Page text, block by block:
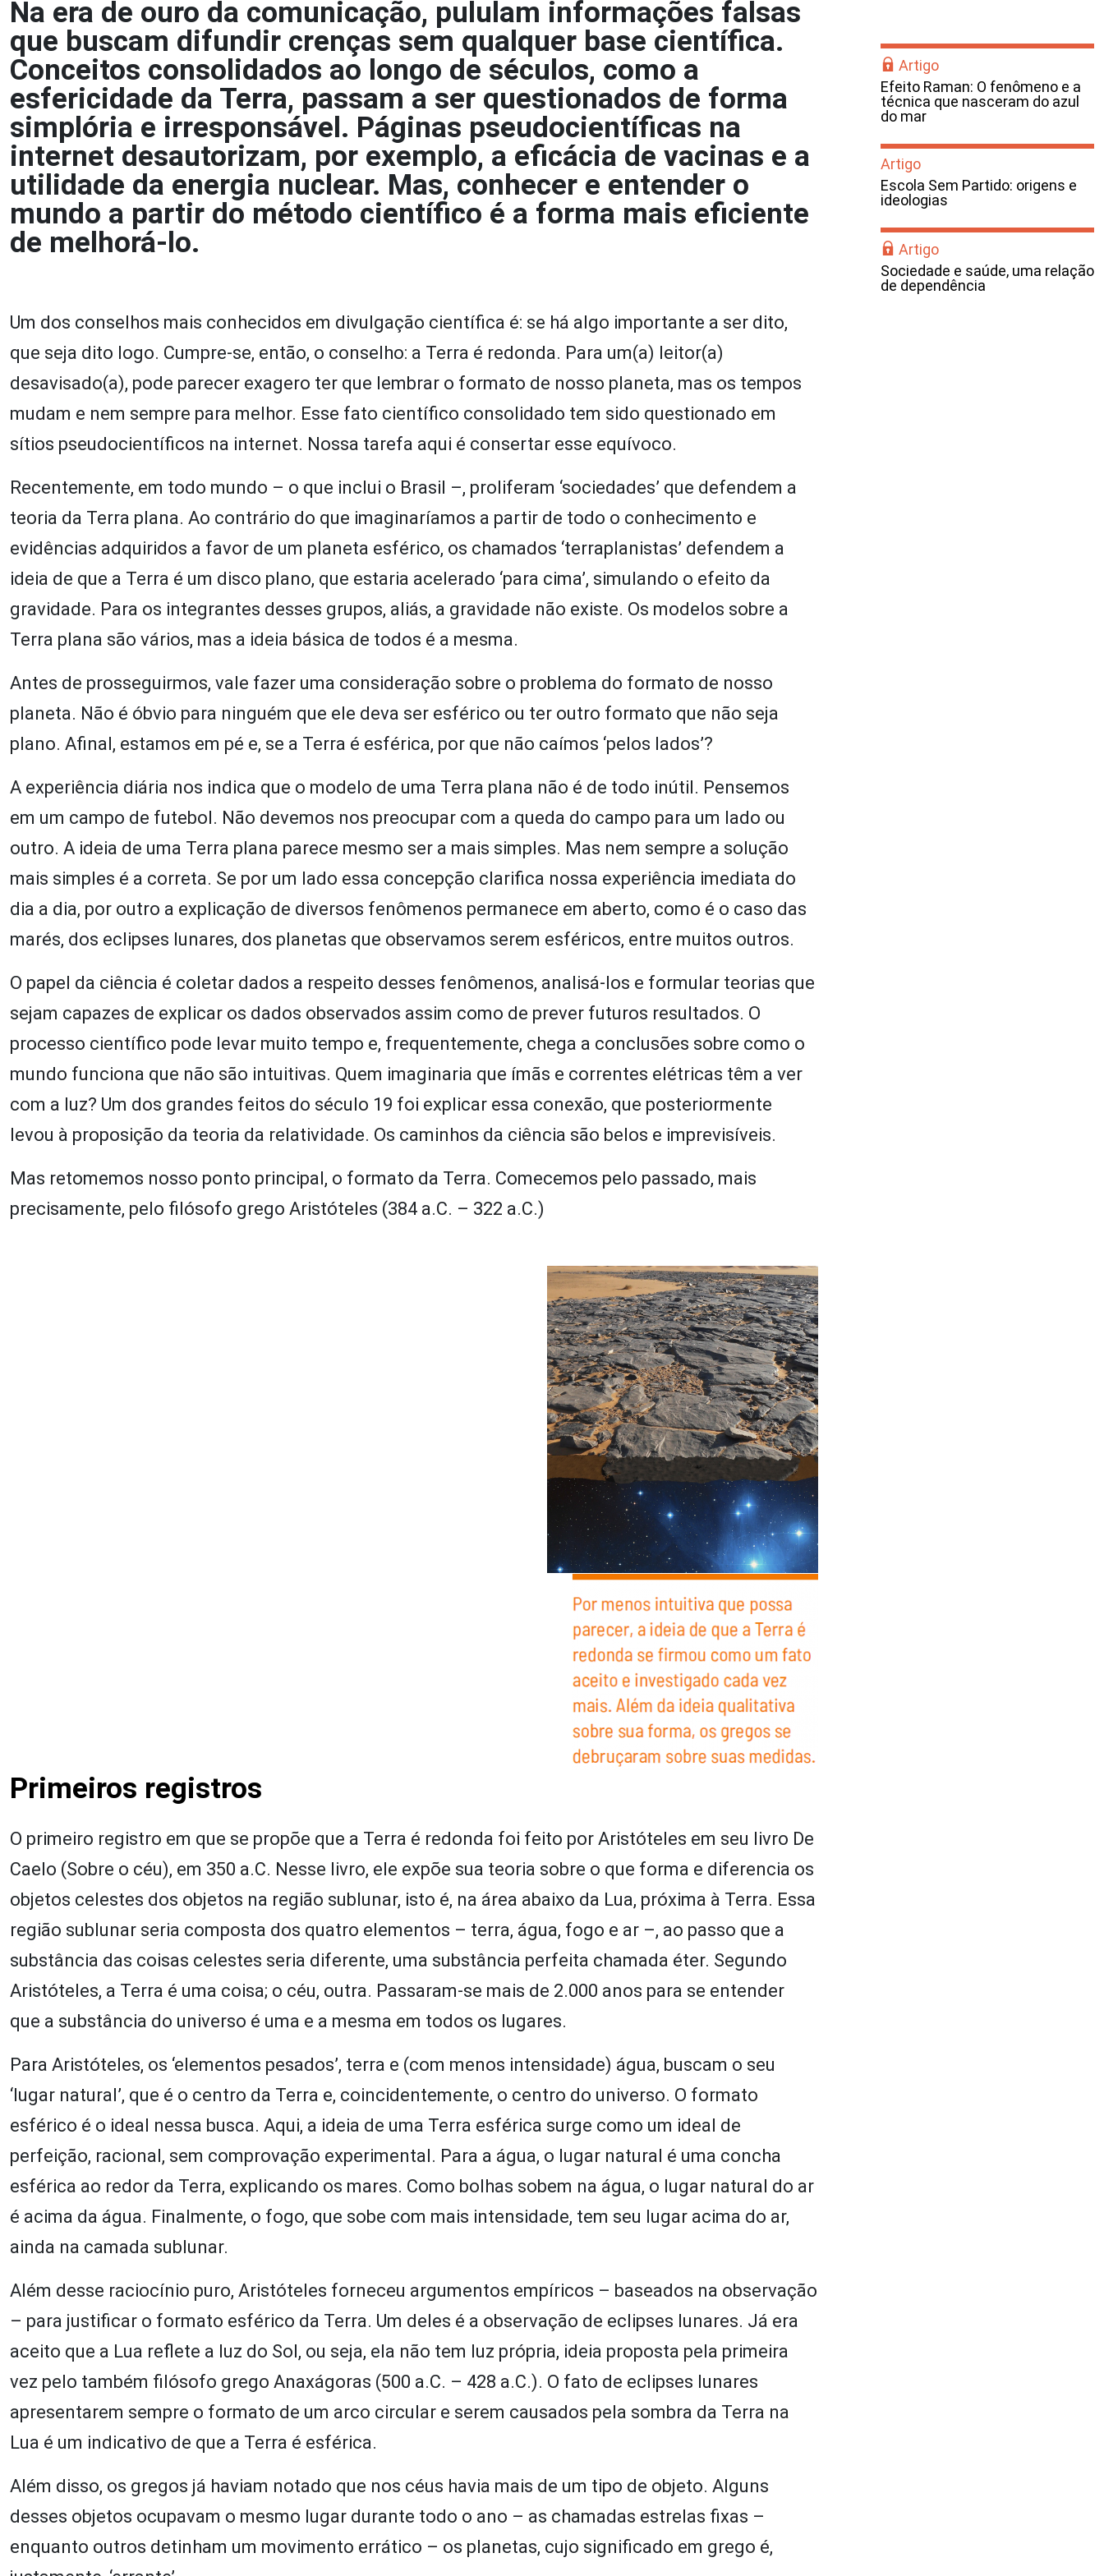
Na era de ouro da comunicação, pululam informações falsas
que buscam difundir crenças sem qualquer base científica.
Conceitos consolidados ao longo de séculos, como a
esfericidade da Terra, passam a ser questionados de forma
simplória e irresponsável. Páginas pseudocientíficas na
internet desautorizam, por exemplo, a eficácia de vacinas e a
utilidade da energia nuclear. Mas, conhecer e entender o
mundo a partir do método científico é a forma mais eficiente
de melhorá-lo.
Um dos conselhos mais conhecidos em divulgação científica é: se há algo importante a ser dito,
que seja dito logo. Cumpre-se, então, o conselho: a Terra é redonda. Para um(a) leitor(a)
desavisado(a), pode parecer exagero ter que lembrar o formato de nosso planeta, mas os tempos
mudam e nem sempre para melhor. Esse fato científico consolidado tem sido questionado em
sítios pseudocientíficos na internet. Nossa tarefa aqui é consertar esse equívoco.
Recentemente, em todo mundo – o que inclui o Brasil –, proliferam ‘sociedades’ que defendem a
teoria da Terra plana. Ao contrário do que imaginaríamos a partir de todo o conhecimento e
evidências adquiridos a favor de um planeta esférico, os chamados ‘terraplanistas’ defendem a
ideia de que a Terra é um disco plano, que estaria acelerado ‘para cima’, simulando o efeito da
gravidade. Para os integrantes desses grupos, aliás, a gravidade não existe. Os modelos sobre a
Terra plana são vários, mas a ideia básica de todos é a mesma.
Antes de prosseguirmos, vale fazer uma consideração sobre o problema do formato de nosso
planeta. Não é óbvio para ninguém que ele deva ser esférico ou ter outro formato que não seja
plano. Afinal, estamos em pé e, se a Terra é esférica, por que não caímos ‘pelos lados’?
A experiência diária nos indica que o modelo de uma Terra plana não é de todo inútil. Pensemos
em um campo de futebol. Não devemos nos preocupar com a queda do campo para um lado ou
outro. A ideia de uma Terra plana parece mesmo ser a mais simples. Mas nem sempre a solução
mais simples é a correta. Se por um lado essa concepção clarifica nossa experiência imediata do
dia a dia, por outro a explicação de diversos fenômenos permanece em aberto, como é o caso das
marés, dos eclipses lunares, dos planetas que observamos serem esféricos, entre muitos outros.
O papel da ciência é coletar dados a respeito desses fenômenos, analisá-los e formular teorias que
sejam capazes de explicar os dados observados assim como de prever futuros resultados. O
processo científico pode levar muito tempo e, frequentemente, chega a conclusões sobre como o
mundo funciona que não são intuitivas. Quem imaginaria que ímãs e correntes elétricas têm a ver
com a luz? Um dos grandes feitos do século 19 foi explicar essa conexão, que posteriormente
levou à proposição da teoria da relatividade. Os caminhos da ciência são belos e imprevisíveis.
Mas retomemos nosso ponto principal, o formato da Terra. Comecemos pelo passado, mais
precisamente, pelo filósofo grego Aristóteles (384 a.C. – 322 a.C.)
Primeiros registros
O primeiro registro em que se propõe que a Terra é redonda foi feito por Aristóteles em seu livro De
Caelo (Sobre o céu), em 350 a.C. Nesse livro, ele expõe sua teoria sobre o que forma e diferencia os
objetos celestes dos objetos na região sublunar, isto é, na área abaixo da Lua, próxima à Terra. Essa
região sublunar seria composta dos quatro elementos – terra, água, fogo e ar –, ao passo que a
substância das coisas celestes seria diferente, uma substância perfeita chamada éter. Segundo
Aristóteles, a Terra é uma coisa; o céu, outra. Passaram-se mais de 2.000 anos para se entender
que a substância do universo é uma e a mesma em todos os lugares.
Para Aristóteles, os ‘elementos pesados’, terra e (com menos intensidade) água, buscam o seu
‘lugar natural’, que é o centro da Terra e, coincidentemente, o centro do universo. O formato
esférico é o ideal nessa busca. Aqui, a ideia de uma Terra esférica surge como um ideal de
perfeição, racional, sem comprovação experimental. Para a água, o lugar natural é uma concha
esférica ao redor da Terra, explicando os mares. Como bolhas sobem na água, o lugar natural do ar
é acima da água. Finalmente, o fogo, que sobe com mais intensidade, tem seu lugar acima do ar,
ainda na camada sublunar.
Além desse raciocínio puro, Aristóteles forneceu argumentos empíricos – baseados na observação
– para justificar o formato esférico da Terra. Um deles é a observação de eclipses lunares. Já era
aceito que a Lua reflete a luz do Sol, ou seja, ela não tem luz própria, ideia proposta pela primeira
vez pelo também filósofo grego Anaxágoras (500 a.C. – 428 a.C.). O fato de eclipses lunares
apresentarem sempre o formato de um arco circular e serem causados pela sombra da Terra na
Lua é um indicativo de que a Terra é esférica.
Além disso, os gregos já haviam notado que nos céus havia mais de um tipo de objeto. Alguns
desses objetos ocupavam o mesmo lugar durante todo o ano – as chamadas estrelas fixas –
enquanto outros detinham um movimento errático – os planetas, cujo significado em grego é,
Artigo
Efeito Raman: O fenômeno e a
técnica que nasceram do azul
do mar
Artigo
Escola Sem Partido: origens e
ideologias
Artigo
Sociedade e saúde, uma relação
de dependência